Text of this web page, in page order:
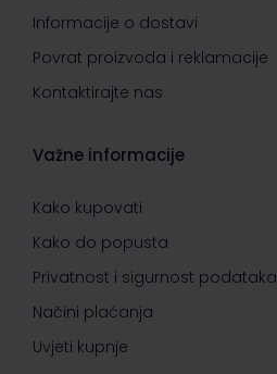
Informacije o dostavi
Povrat proizvoda i reklamacije
Kontaktirajte nas
Važne informacije
Kako kupovati
Kako do popusta
Privatnost i sigurnost podataka
Načini plaćanja
Uvjeti kupnje